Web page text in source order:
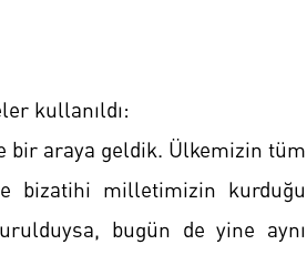
kullanıldı:
bir araya geldik. Ülkemizin tüm
bizatihi milletimizin kurduğu
bugün de yine aynı